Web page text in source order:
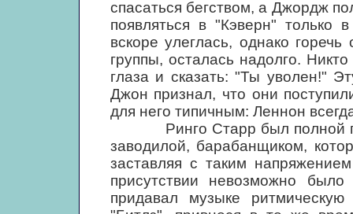
спасаться бегством, а Джордж
появляться в "Кэверн" только
вскоре улеглась, однако
группы, осталась надолго.
глаза и сказать: "Ты уволен!"
Джон признал, что они
для него типичным: Леннон
Ринго Старр был полной
заводилой, барабанщиком,
заставляя с таким
присутствии невозможно
придавал музыке